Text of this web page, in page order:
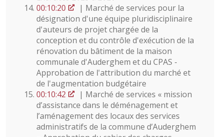
00:10:20
| Marché de services pour la
désignation d'une équipe pluridisciplinaire
d'auteurs de projet chargée de la
conception et du contrôle d'exécution de la
rénovation du bâtiment de la maison
communale d'Auderghem et du CPAS -
Approbation de l'attribution du marché et
de l'augmentation budgétaire
00:10:42
| Marché de services « mission
d’assistance dans le déménagement et
l’aménagement des locaux des services
administratifs de la commune d’Auderghem